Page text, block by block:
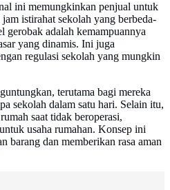
ini memungkinkan penjual untuk
istirahat sekolah yang berbeda-
gerobak adalah kemampuannya
yang dinamis. Ini juga
regulasi sekolah yang mungkin
terutama bagi mereka
sekolah dalam satu hari. Selain itu,
saat tidak beroperasi,
usaha rumahan. Konsep ini
barang dan memberikan rasa aman